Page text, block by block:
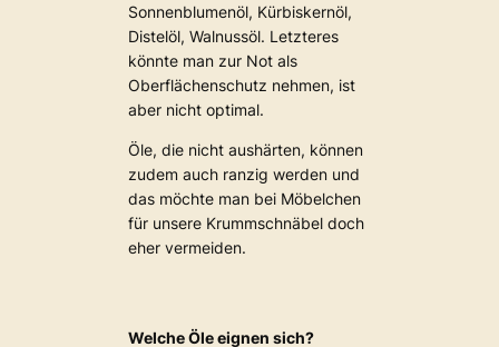
Sonnenblumenöl, Kürbiskernöl,
Distelöl, Walnussöl. Letzteres
könnte man zur Not als
Oberflächenschutz nehmen, ist
aber nicht optimal.
Öle, die nicht aushärten, können
zudem auch ranzig werden und
das möchte man bei Möbelchen
für unsere Krummschnäbel doch
eher vermeiden.
Welche Öle eignen sich?